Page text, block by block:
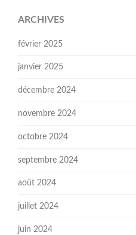
ARCHIVES
février 2025
janvier 2025
décembre 2024
novembre 2024
octobre 2024
septembre 2024
août 2024
juillet 2024
juin 2024